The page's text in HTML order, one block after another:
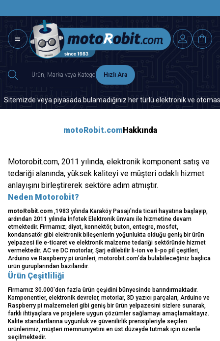
Hızlı Ara
veya piyasada bulamadığınız her türlü elektronik ve
motoRobit.comHakkında
Motorobit.com, 2011 yılında, elektronik komponent satış ve
tedariği alanında, yüksek kaliteyi ve müşteri odaklı hizmet
anlayışını birleştirerek sektöre adım atmıştır.
Neden Motorobit?
motoRobit.com ,1983 yılında Karaköy Pasajı'nda ticari hayatına başlayıp,
ardından 2011 yılında İnfotek Elektronik ünvanı ile hizmetine devam
etmektedir. Firmamız; diyot, konnektör, buton, entegre, mosfet,
kondansatör gibi elektronik bileşenlerin yoğunlukta olduğu geniş bir ürün
yelpazesi ile e-ticaret ve elektronik malzeme tedariği sektöründe hizmet
vermektedir. AC ve DC motorlar, Şarj edilebilir li-ion ve li-po pil çeşitleri,
Arduino ve Raspberry pi ürünleri, motorobit.com’da bulabileceğiniz başlıca
ürün guruplarından bazılarıdır.
Ürün Çeşitliliği
Firmamız 30.000'den fazla ürün çeşidini bünyesinde barındırmaktadır.
Komponentler, elektronik devreler, motorlar, 3D yazıcı parçaları, Arduino ve
Raspberry pi malzemeleri gibi geniş bir ürün yelpazesini sizlere sunarak,
farklı ihtiyaçlara ve projelere uygun çözümler sağlamayı amaçlamaktayız.
Kalite standartlarına uygunluk ve güvenilirlik prensipleriyle seçilen
ürünlerimiz, müşteri memnuniyetini en üst düzeyde tutmak için özenle
seçilmektedir.